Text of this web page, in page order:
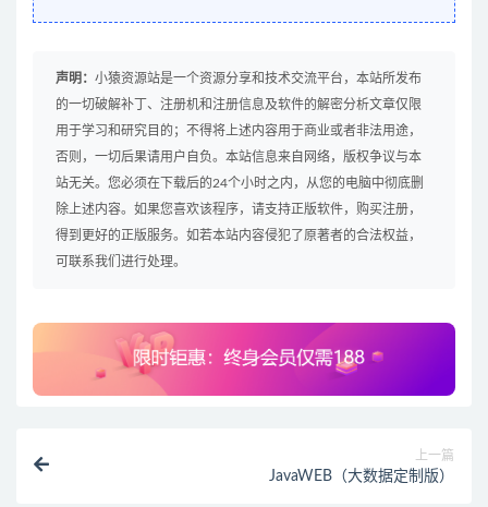
声明： 小猿资源站是一个资源分享和技术交流平台，本站所发布
的一切破解补丁、注册机和注册信息及软件的解密分析文章仅限
用于学习和研究目的；不得将上述内容用于商业或者非法用途，
否则，一切后果请用户自负。本站信息来自网络，版权争议与本
站无关。您必须在下载后的24个小时之内，从您的电脑中彻底删
除上述内容。如果您喜欢该程序，请支持正版软件，购买注册，
得到更好的正版服务。如若本站内容侵犯了原著者的合法权益，
可联系我们进行处理。
上一篇
JavaWEB（大数据定制版）